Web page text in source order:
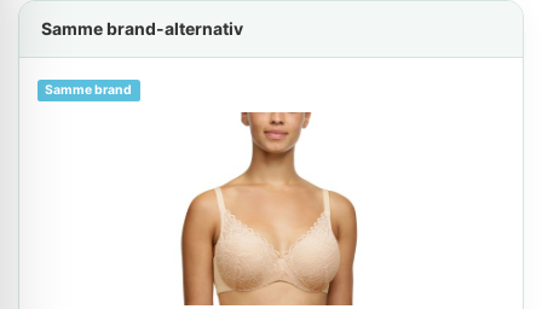
Samme brand-alternativ
Samme brand